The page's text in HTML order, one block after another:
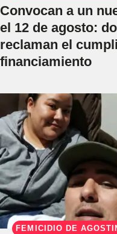
Convocan a un
el 12 de agosto:
reclaman el
financiamiento
FEMICIDIO DE